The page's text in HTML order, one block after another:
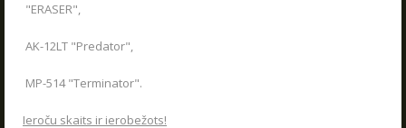
"ERASER",
AK-12LT "Predator",
MP-514 "Terminator".
Ieroču skaits ir ierobežots!